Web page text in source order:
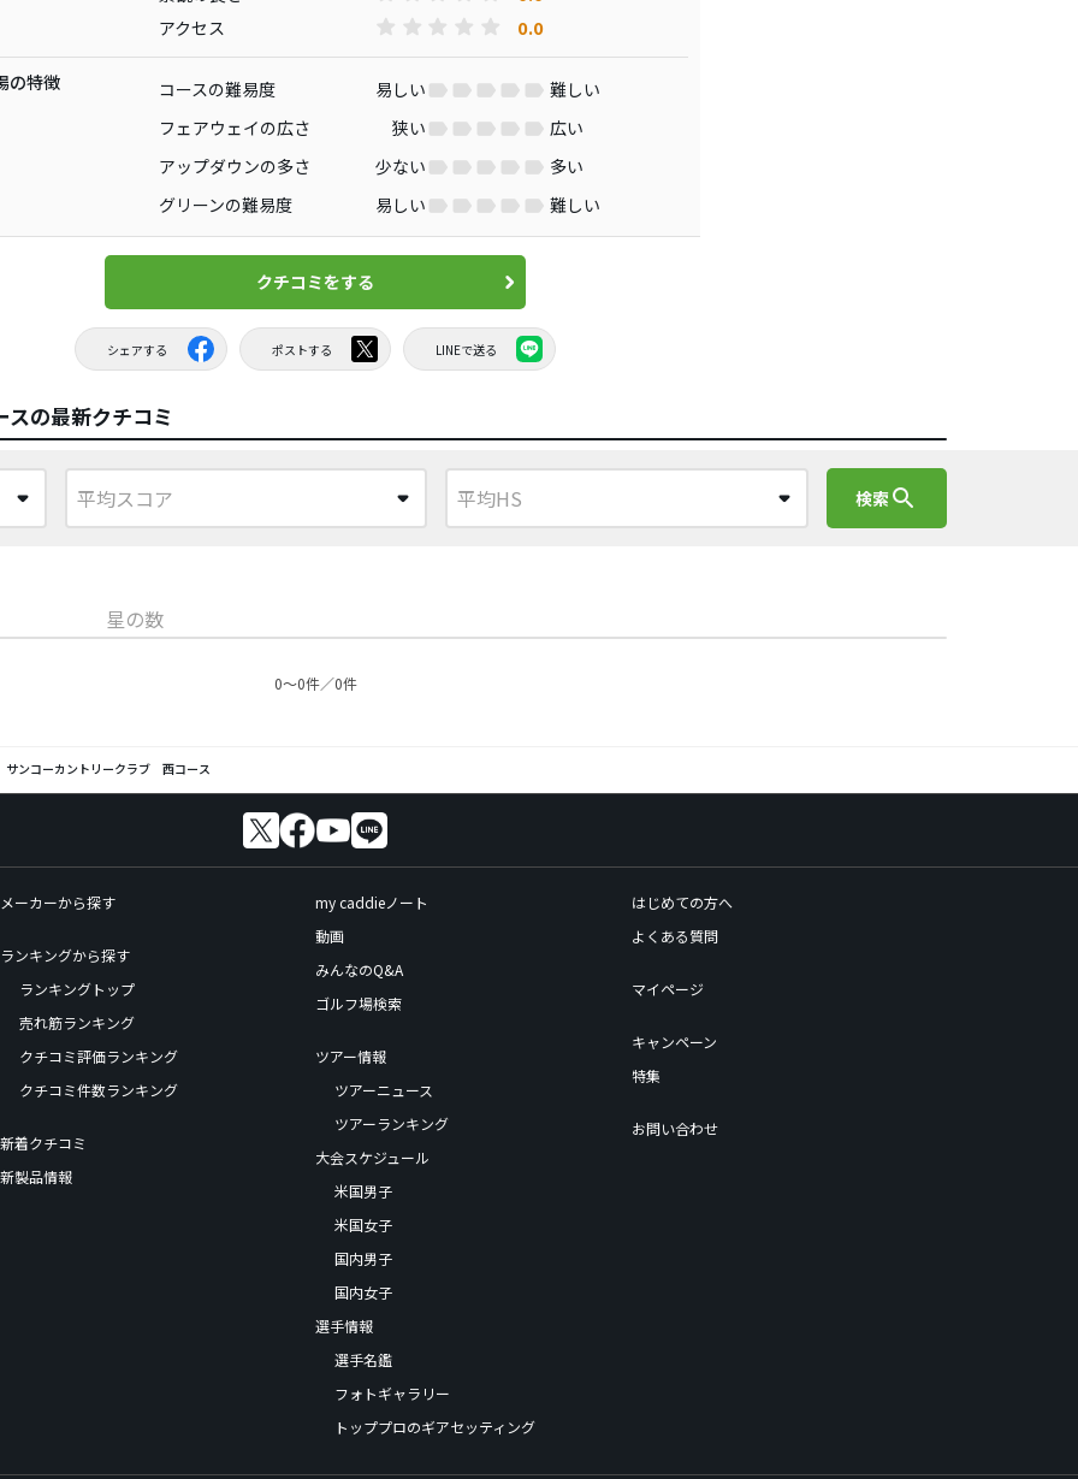
アクセス 0.0
の特徴 コースの難易度 易しい
難しい
フェアウェイの広さ
狭い
広い
アップダウンの多さ
少ない
多い
グリーンの難易度
易しい 難しい
クチコミをする
シェアする ポストする LINEで送る
の最新クチコミ
検索search
星の数
0〜0件／0件
サンコーカントリークラブ 西コース
メーカーから探す
ランキングから探す
ランキングトップ
売れ筋ランキング
クチコミ評価ランキング
クチコミ件数ランキング
新着クチコミ
新製品情報
my caddieノート
動画
みんなのQ&A
ゴルフ場検索
ツアー情報
ツアーニュース
ツアーランキング
大会スケジュール
米国男子
米国女子
国内男子
国内女子
選手情報
選手名鑑
フォトギャラリー
トッププロのギアセッティング
はじめての方へ
よくある質問
マイページ
キャンペーン
特集
お問い合わせ